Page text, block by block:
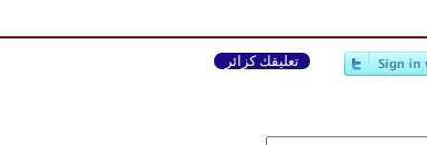
تعليقك كزائر